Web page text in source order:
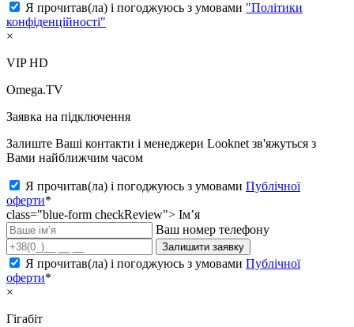
Я прочитав(ла) і погоджуюсь з умовами "Політики
конфіденційності"
×
VIP HD
Omega.TV
Заявка на підключення
Залиште Ваші контакти і менеджери Looknet зв'яжуться з
Вами найближчим часом
Я прочитав(ла) і погоджуюсь з умовами Публічної
оферти*
class="blue-form checkReview"> Ім’я
Ваш номер телефону
Залишити заявку
Я прочитав(ла) і погоджуюсь з умовами Публічної
оферти*
×
Гігабіт